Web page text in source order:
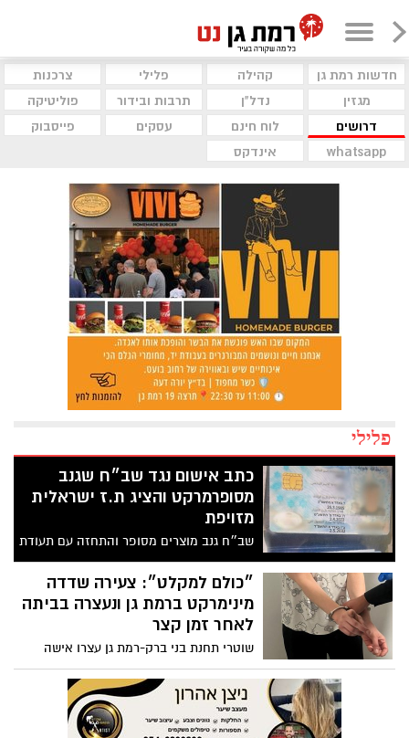
חדשות רמת גן קהילה פלילי
צרכנות
מגזין
נדל"ן תרבות ובידור
פוליטיקה
דרושים
לוח חינם עסקים
פייסבוק
whatsapp
אינדקס
פלילי
כתב אישום נגד שב״ח שגנב
מסופרמרקט והציג ת.ז ישראלית
מזויפת
שב״ח גנב מוצרים מסופר והתחזה עם תעודת
זהות ישראלית מזויפת - שוטרי תחנת בני
ברק-רמת גן עצרו אותו; החקירה הסתיימה
והוגש נגדו כתב אישום
״כולם למקלט״: צעירה שדדה
מינימרקט ברמת גן ונעצרה בביתה
לאחר זמן קצר
שוטרי תחנת בני ברק-רמת גן עצרו אישה
שביצעה שוד בתחבולה באיומי אקדח דמה
במינימרקט ברמת גן